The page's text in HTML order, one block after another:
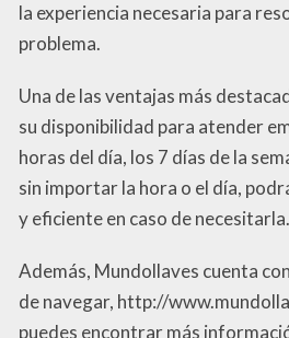
la experiencia necesaria para
problema.
Una de las ventajas más
su disponibilidad para atender
horas del día, los 7 días de la
sin importar la hora o el día,
y eficiente en caso de necesitarla.
Además, Mundollaves cuenta
de navegar, http://
puedes encontrar más